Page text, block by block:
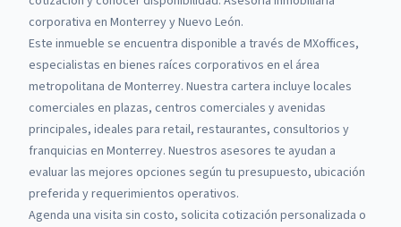
corporativa en Monterrey y Nuevo León.
Este inmueble se encuentra disponible a través de MXoffices,
especialistas en bienes raíces corporativos en el área
metropolitana de Monterrey. Nuestra cartera incluye locales
comerciales en plazas, centros comerciales y avenidas
principales, ideales para retail, restaurantes, consultorios y
franquicias en Monterrey. Nuestros asesores te ayudan a
evaluar las mejores opciones según tu presupuesto, ubicación
preferida y requerimientos operativos.
Agenda una visita sin costo, solicita cotización personalizada o